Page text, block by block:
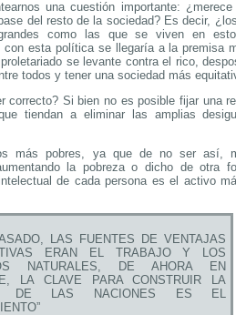
una cuestión importante:
del resto de la sociedad? Es decir,
como las que se viven en
con esta política se llegaría a la premisa
se levante contra el rico,
todos y tener una sociedad más
correcto? Si bien no es posible fijar una
tiendan a eliminar las amplias
más pobres, ya que de no ser así,
la pobreza o dicho de otra
de cada persona es el activo
LAS FUENTES DE VENTAJAS
ERAN EL TRABAJO Y LOS
NATURALES, DE AHORA EN
LA CLAVE PARA CONSTRUIR LA
DE LAS NACIONES ES EL